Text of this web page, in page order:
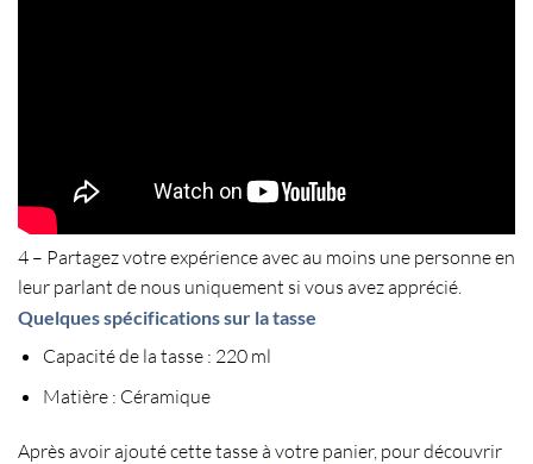
4 – Partagez votre expérience avec au moins une personne en
leur parlant de nous uniquement si vous avez apprécié.
Quelques spécifications sur la tasse
Capacité de la tasse : 220 ml
Matière : Céramique
Après avoir ajouté cette tasse à votre panier, pour découvrir